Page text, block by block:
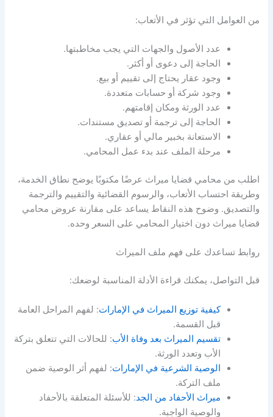
من العوامل التي تؤثر في الأتعاب:
عدد الأصول والجهات التي يجب مخاطبتها.
الحاجة إلى دعوى أو أكثر.
وجود عقار يحتاج إلى تقييم أو بيع.
وجود شركة أو حسابات متعددة.
عدد الورثة ومكان إقامتهم.
الحاجة إلى ترجمة أو تصديق مستندات.
الاستعانة بخبير مالي أو عقاري.
مرحلة الملف عند بدء عمل المحامي.
اطلب من محامي قضايا ميراث عرضًا مكتوبًا يوضح نطاق الخدمة،
وطريقة احتساب الأتعاب، والرسوم القضائية والتقييم والترجمة
والتصديق. وضوح هذه النقاط يساعد على مقارنة عروض محامي
قضايا ميراث دون اختيار المحامي على السعر وحده.
روابط تساعدك على فهم ملف الميراث
قبل التواصل، يمكنك قراءة الأدلة المناسبة لوضعك:
كيفية توزيع الميراث في الإمارات: لفهم المراحل العامة
قبل القسمة.
تقسيم الميراث بعد وفاة الأب: للحالات التي تتعلق بتركة
الأب وتعدد الورثة.
الوصية الشرعية في الإمارات: لفهم أثر الوصية ضمن
ملف التركة.
ميراث الأحفاد من الجد: للأسئلة المتعلقة بالأحفاد
والوصية الواجبة.